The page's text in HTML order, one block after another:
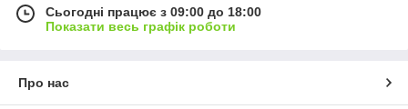
Сьогодні працює з 09:00 до 18:00
Показати весь графік роботи
Про нас